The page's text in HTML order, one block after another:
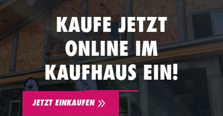
KAUFE JETZT
ONLINE IM
KAUFHAUS EIN!
9
JETZT EINKAUFEN